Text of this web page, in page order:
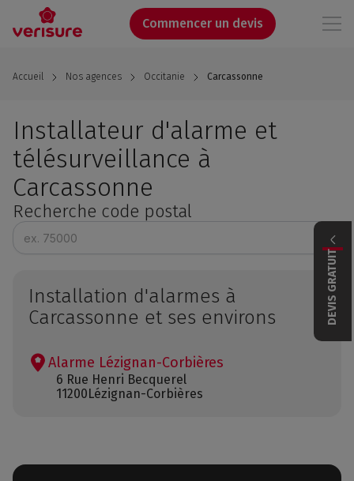
contenu
Commencer un devis
Accueil Nos agences Occitanie Carcassonne
DEVIS GRATUIT
Installateur d'alarme et
télésurveillance à
Carcassonne
Recherche code postal
Installation d'alarmes à
Carcassonne et ses environs
Alarme Lézignan-Corbières
6 Rue Henri Becquerel
11200Lézignan-Corbières